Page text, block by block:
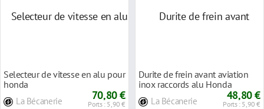
Selecteur de vitesse en alu pour
honda
La Bécanerie 70,80 €
Ports : 5,90 €
Durite de frein avant aviation
inox raccords alu Honda
La Bécanerie 48,80 €
Ports : 5,90 €